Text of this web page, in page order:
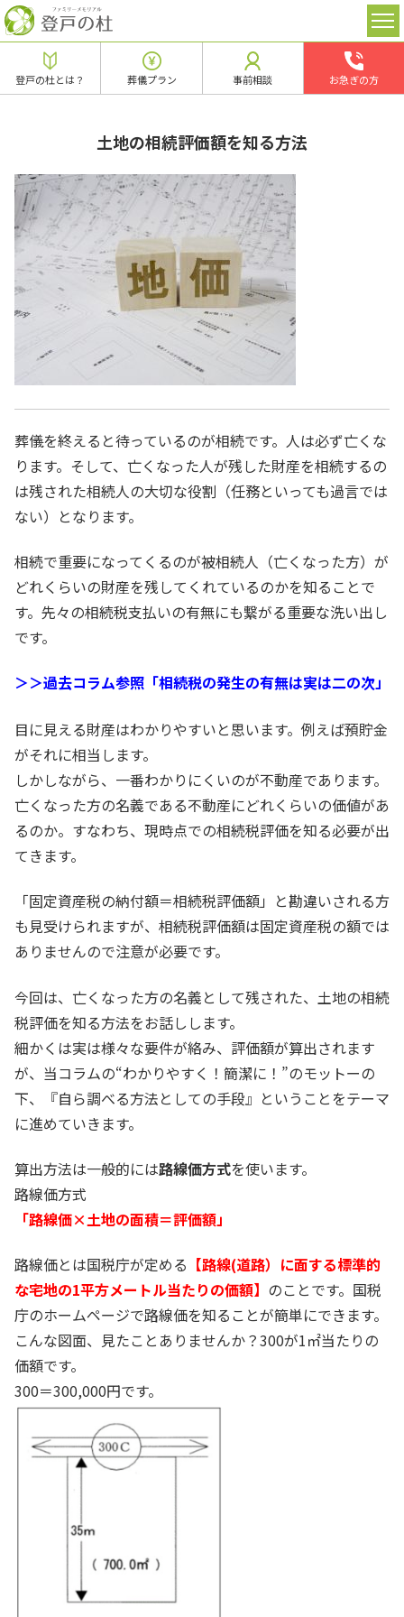
登戸の杜とは？ 葬儀プラン 事前相談 お急ぎの方
土地の相続評価額を知る方法
葬儀を終えると待っているのが相続です。人は必ず亡くな
ります。そして、亡くなった人が残した財産を相続するの
は残された相続人の大切な役割（任務といっても過言では
ない）となります。
相続で重要になってくるのが被相続人（亡くなった方）が
どれくらいの財産を残してくれているのかを知ることで
す。先々の相続税支払いの有無にも繋がる重要な洗い出し
です。
＞＞過去コラム参照「相続税の発生の有無は実は二の次」
目に見える財産はわかりやすいと思います。例えば預貯金
がそれに相当します。
しかしながら、一番わかりにくいのが不動産であります。
亡くなった方の名義である不動産にどれくらいの価値があ
るのか。すなわち、現時点での相続税評価を知る必要が出
てきます。
「固定資産税の納付額＝相続税評価額」と勘違いされる方
も見受けられますが、相続税評価額は固定資産税の額では
ありませんので注意が必要です。
今回は、亡くなった方の名義として残された、土地の相続
税評価を知る方法をお話しします。
細かくは実は様々な要件が絡み、評価額が算出されます
が、当コラムの“わかりやすく！簡潔に！”のモットーの
下、『自ら調べる方法としての手段』ということをテーマ
に進めていきます。
算出方法は一般的には路線価方式を使います。
路線価方式
「路線価×土地の面積＝評価額」
路線価とは国税庁が定める 【路線(道路）に面する標準的
な宅地の1平方メートル当たりの価額】 のことです。国税
庁のホームページで路線価を知ることが簡単にできます。
こんな図面、見たことありませんか？300が1㎡当たりの
価額です。
300＝300,000円です。